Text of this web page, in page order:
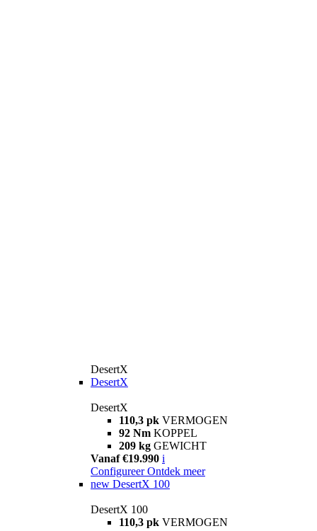
DesertX
DesertX
DesertX
110,3 pk VERMOGEN
92 Nm KOPPEL
209 kg GEWICHT
Vanaf €19.990 i
Configureer Ontdek meer
new DesertX 100
DesertX 100
110,3 pk VERMOGEN